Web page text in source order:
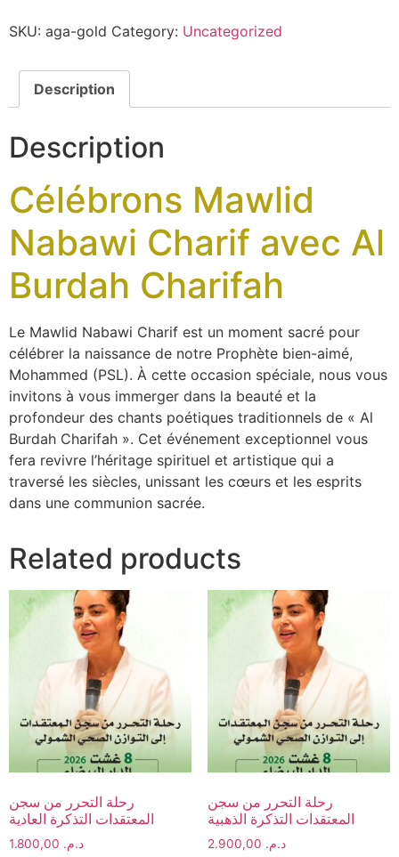
quantity
SKU: aga-gold Category: Uncategorized
Description
Description
Célébrons Mawlid
Nabawi Charif avec Al
Burdah Charifah
Le Mawlid Nabawi Charif est un moment sacré pour
célébrer la naissance de notre Prophète bien-aimé,
Mohammed (PSL). À cette occasion spéciale, nous vous
invitons à vous immerger dans la beauté et la
profondeur des chants poétiques traditionnels de « Al
Burdah Charifah ». Cet événement exceptionnel vous
fera revivre l’héritage spirituel et artistique qui a
traversé les siècles, unissant les cœurs et les esprits
dans une communion sacrée.
Related products
رحلة التحرر من سجن
المعتقدات التذكرة العادية
د.م.
رحلة التحرر من سجن
المعتقدات التذكرة الذهبية
د.م.